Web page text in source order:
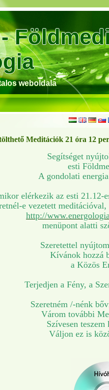
weboldala
Meditációk 21 óra 12
Segítséget
esti
A gondolati
elérkezik az esti 21.12-
e vezetett
http://
menüpont alatti
Szeretettel
Kívánok hozzá
a Közös
Terjedjen a Fény, a
Szeretném /-nénk
Várom további
Szívesen
Váljon ez is